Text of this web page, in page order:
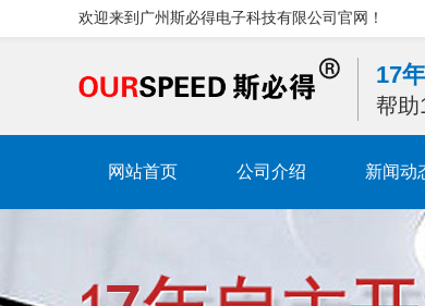
欢迎来到广州斯必得电子科技有限公司官网！
17
帮助
网站首页 公司介绍 新闻动